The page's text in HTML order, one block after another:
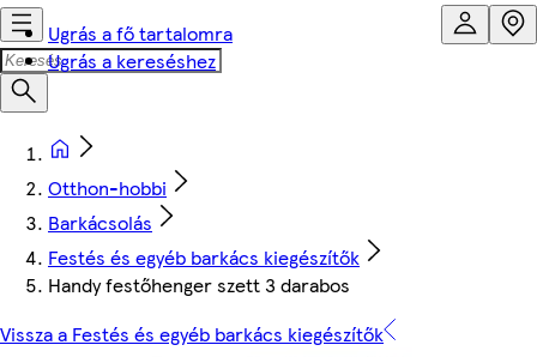
Ugrás a fő tartalomra
Ugrás a kereséshez
Otthon-hobbi
Barkácsolás
Festés és egyéb barkács kiegészítők
Handy festőhenger szett 3 darabos
Vissza a Festés és egyéb barkács kiegészítők